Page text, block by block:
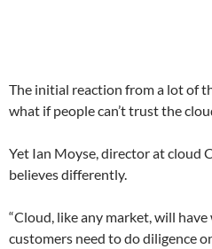
The initial reaction from a lot of
what if people can’t trust the
Yet Ian Moyse, director at cloud
believes differently.
“Cloud, like any market, will
customers need to do diligence